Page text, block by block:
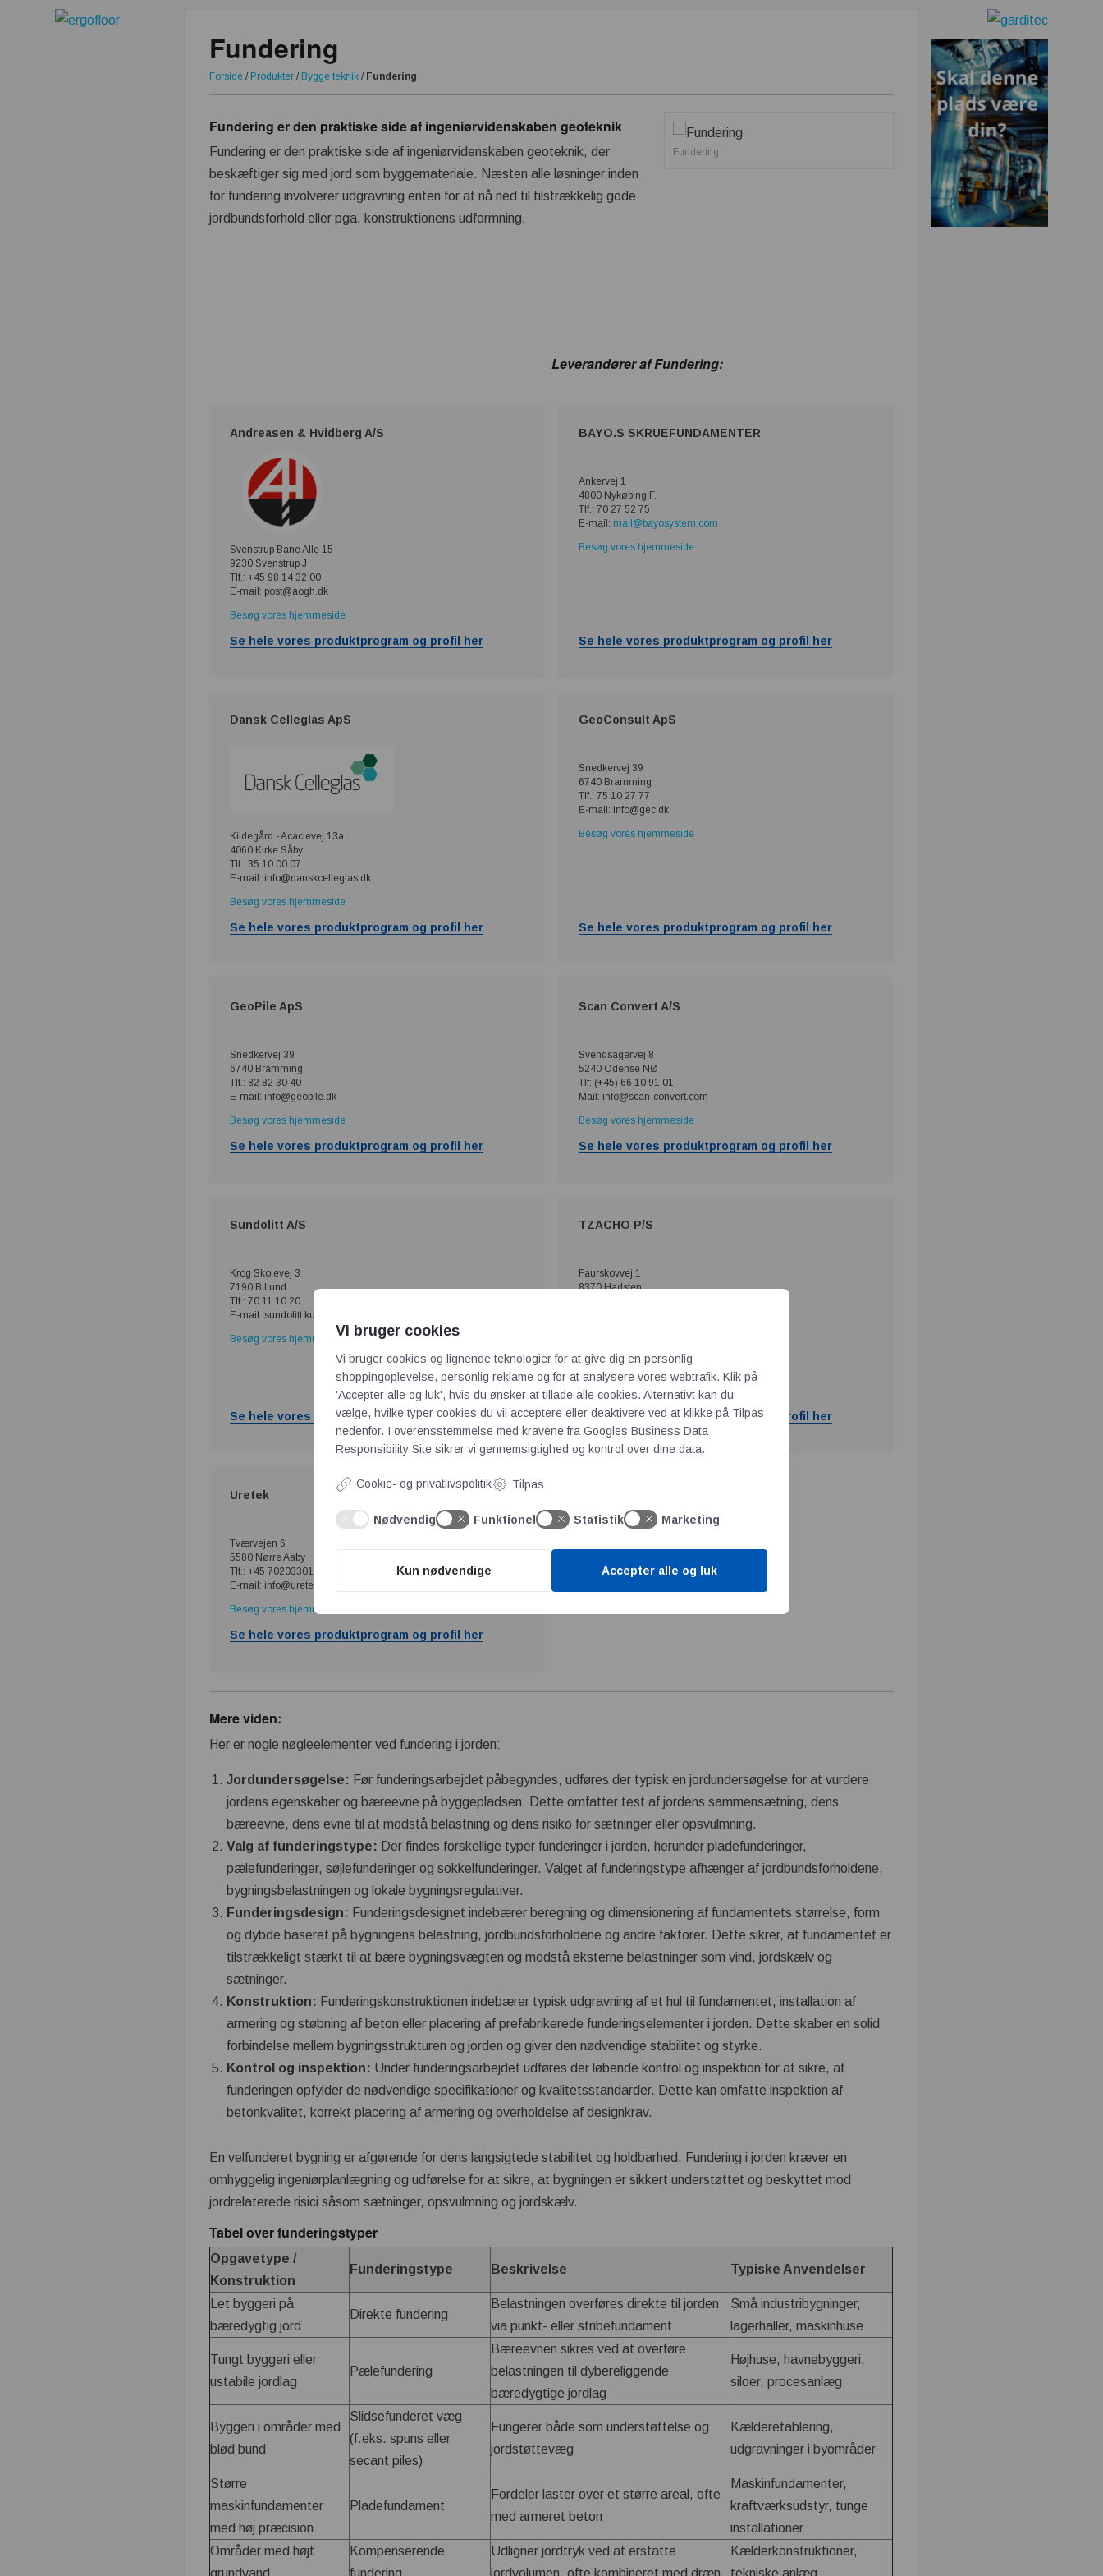
Fundering
Forside / Produkter / Bygge teknik / Fundering
Fundering
Fundering er den praktiske side af ingeniørvidenskaben geoteknik
Fundering er den praktiske side af ingeniørvidenskaben geoteknik, der
beskæftiger sig med jord som byggemateriale. Næsten alle løsninger inden
for fundering involverer udgravning enten for at nå ned til tilstrækkelig gode
jordbundsforhold eller pga. konstruktionens udformning.
Leverandører af Fundering:
Andreasen & Hvidberg A/S
Svenstrup Bane Alle 15
9230 Svenstrup J
Tlf.: +45 98 14 32 00
E-mail: post@aogh.dk
Besøg vores hjemmeside
Se hele vores produktprogram og profil her
BAYO.S SKRUEFUNDAMENTER
Ankervej 1
4800 Nykøbing F.
Tlf.: 70 27 52 75
E-mail: mail@bayosystem.com
Besøg vores hjemmeside
Se hele vores produktprogram og profil her
Dansk Celleglas ApS
Kildegård - Acacievej 13a
4060 Kirke Såby
Tlf.: 35 10 00 07
E-mail: info@danskcelleglas.dk
Besøg vores hjemmeside
Se hele vores produktprogram og profil her
GeoConsult ApS
Snedkervej 39
6740 Bramming
Tlf.: 75 10 27 77
E-mail: info@gec.dk
Besøg vores hjemmeside
Se hele vores produktprogram og profil her
GeoPile ApS
Snedkervej 39
6740 Bramming
Tlf.: 82 82 30 40
E-mail: info@geopile.dk
Besøg vores hjemmeside
Se hele vores produktprogram og profil her
Scan Convert A/S
Svendsagervej 8
5240 Odense NØ
Tlf: (+45) 66 10 91 01
Mail: info@scan-convert.com
Besøg vores hjemmeside
Se hele vores produktprogram og profil her
Sundolitt A/S
Krog Skolevej 3
7190 Billund
Tlf.: 70 11 10 20
E-mail: sundolitt.kundeservice@sundolitt.com
Besøg vores hjemmeside
Se hele vores produktprogram og profil her
TZACHO P/S
Faurskovvej 1
8370 Hadsten
Tlf.: 87 61 00 12
E-mail: info@tzacho.dk
Besøg vores hjemmeside
Se hele vores produktprogram og profil her
Uretek
Tværvejen 6
5580 Nørre Aaby
Tlf.: +45 70203301
E-mail: info@uretek.dk
Besøg vores hjemmeside
Se hele vores produktprogram og profil her
Mere viden:
Her er nogle nøgleelementer ved fundering i jorden:
Jordundersøgelse: Før funderingsarbejdet påbegyndes, udføres der typisk en jordundersøgelse for at vurdere
jordens egenskaber og bæreevne på byggepladsen. Dette omfatter test af jordens sammensætning, dens
bæreevne, dens evne til at modstå belastning og dens risiko for sætninger eller opsvulmning.
Valg af funderingstype: Der findes forskellige typer funderinger i jorden, herunder pladefunderinger,
pælefunderinger, søjlefunderinger og sokkelfunderinger. Valget af funderingstype afhænger af jordbundsforholdene,
bygningsbelastningen og lokale bygningsregulativer.
Funderingsdesign: Funderingsdesignet indebærer beregning og dimensionering af fundamentets størrelse, form
og dybde baseret på bygningens belastning, jordbundsforholdene og andre faktorer. Dette sikrer, at fundamentet er
tilstrækkeligt stærkt til at bære bygningsvægten og modstå eksterne belastninger som vind, jordskælv og
sætninger.
Konstruktion: Funderingskonstruktionen indebærer typisk udgravning af et hul til fundamentet, installation af
armering og støbning af beton eller placering af prefabrikerede funderingselementer i jorden. Dette skaber en solid
forbindelse mellem bygningsstrukturen og jorden og giver den nødvendige stabilitet og styrke.
Kontrol og inspektion: Under funderingsarbejdet udføres der løbende kontrol og inspektion for at sikre, at
funderingen opfylder de nødvendige specifikationer og kvalitetsstandarder. Dette kan omfatte inspektion af
betonkvalitet, korrekt placering af armering og overholdelse af designkrav.
En velfunderet bygning er afgørende for dens langsigtede stabilitet og holdbarhed. Fundering i jorden kræver en
omhyggelig ingeniørplanlægning og udførelse for at sikre, at bygningen er sikkert understøttet og beskyttet mod
jordrelaterede risici såsom sætninger, opsvulmning og jordskælv.
Tabel over funderingstyper
Opgavetype /
Konstruktion
Funderingstype Beskrivelse Typiske Anvendelser
Let byggeri på
bæredygtig jord
Direkte fundering
Belastningen overføres direkte til jorden
via punkt- eller stribefundament
Små industribygninger,
lagerhaller, maskinhuse
Tungt byggeri eller
ustabile jordlag
Pælefundering
Bæreevnen sikres ved at overføre
belastningen til dybereliggende
bæredygtige jordlag
Højhuse, havnebyggeri,
siloer, procesanlæg
Byggeri i områder med
blød bund
Slidsefunderet væg
(f.eks. spuns eller
secant piles)
Fungerer både som understøttelse og
jordstøttevæg
Kælderetablering,
udgravninger i byområder
Større
maskinfundamenter
med høj præcision
Pladefundament
Fordeler laster over et større areal, ofte
med armeret beton
Maskinfundamenter,
kraftværksudstyr, tunge
installationer
Områder med højt
Kompenserende
Udligner jordtryk ved at erstatte
Kælderkonstruktioner,
Vi bruger cookies
Vi bruger cookies og lignende teknologier for at give dig en personlig
shoppingoplevelse, personlig reklame og for at analysere vores webtrafik. Klik på
'Accepter alle og luk', hvis du ønsker at tillade alle cookies. Alternativt kan du
vælge, hvilke typer cookies du vil acceptere eller deaktivere ved at klikke på Tilpas
nedenfor. I overensstemmelse med kravene fra Googles Business Data
Responsibility Site sikrer vi gennemsigtighed og kontrol over dine data.
Cookie- og privatlivspolitik Tilpas
Nødvendig Funktionel Statistik Marketing
Kun nødvendige Accepter alle og luk